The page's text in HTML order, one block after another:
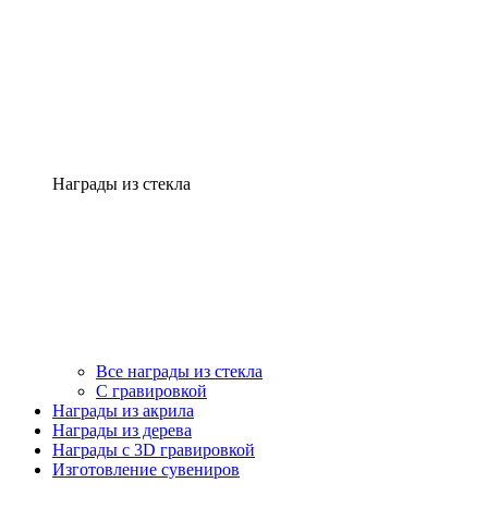
Награды из стекла
Все награды из стекла
С гравировкой
Награды из акрила
Награды из дерева
Награды с 3D гравировкой
Изготовление сувениров